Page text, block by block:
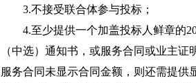
3.不接受联合体参与投标；
4.至少提供一个加盖投标人鲜章的
（中选）通知书，或服务合同或业主
服务合同未显示合同金额，则还需提